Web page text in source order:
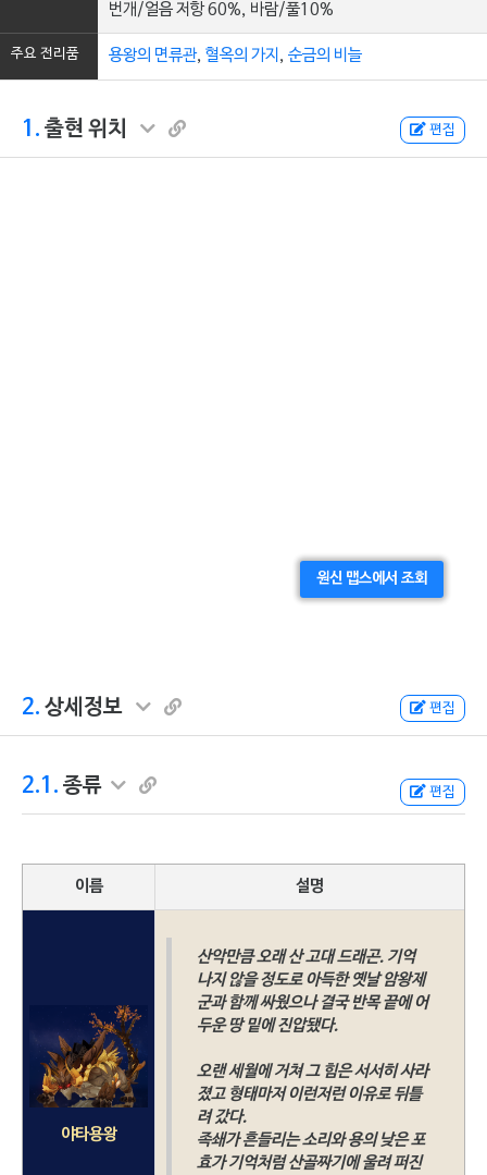
번개/얼음 저항 60%, 바람/풀10%
주요 전리품 용왕의 면류관, 혈옥의 가지 , 순금의 비늘
1. 출현 위치 편집
원신 맵스에서 조회
2. 상세정보 편집
2.1. 종류 편집
이름 설명
야타용왕
산악만큼 오래 산 고대 드래곤. 기억
나지 않을 정도로 아득한 옛날 암왕제
군과 함께 싸웠으나 결국 반목 끝에 어
두운 땅 밑에 진압됐다.
오랜 세월에 거쳐 그 힘은 서서히 사라
졌고 형태마저 이런저런 이유로 뒤틀
려 갔다.
족쇄가 흔들리는 소리와 용의 낮은 포
효가 기억처럼 산골짜기에 울려 퍼진